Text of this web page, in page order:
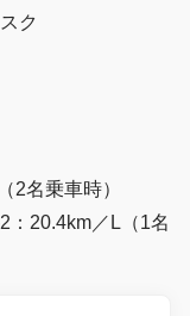
ク
2名乗車時）
：20.4km／L（1名